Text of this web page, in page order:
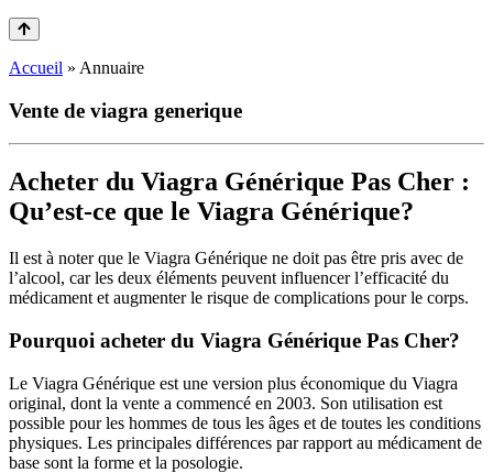
Accueil » Annuaire
Vente de viagra generique
Acheter du Viagra Générique Pas Cher :
Qu’est-ce que le Viagra Générique?
Il est à noter que le Viagra Générique ne doit pas être pris avec de
l’alcool, car les deux éléments peuvent influencer l’efficacité du
médicament et augmenter le risque de complications pour le corps.
Pourquoi acheter du Viagra Générique Pas Cher?
Le Viagra Générique est une version plus économique du Viagra
original, dont la vente a commencé en 2003. Son utilisation est
possible pour les hommes de tous les âges et de toutes les conditions
physiques. Les principales différences par rapport au médicament de
base sont la forme et la posologie.